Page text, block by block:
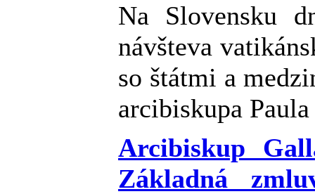
Na Slovensku
návšteva
so štátmi a
arcibiskupa
Arcibiskup
Základná